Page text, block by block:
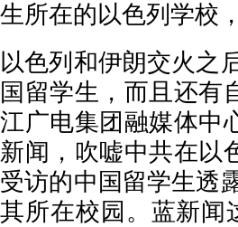
生所在的以色列学校
以色列和伊朗交火之
国留学生，而且还有
江广电集团融媒体中
新闻，吹嘘中共在以
受访的中国留学生透
其所在校园。蓝新闻